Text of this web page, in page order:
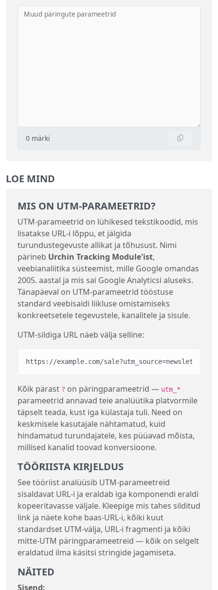
Muud päringute parameetrid
0 märki
LOE MIND
MIS ON UTM-PARAMEETRID?
UTM-parameetrid on lühikesed tekstikoodid, mis
lisatakse URL-i lõppu, et jälgida
turundustegevuste allikat ja tõhusust. Nimi
pärineb Urchin Tracking Module'ist,
veebianaliitika süsteemist, mille Google omandas
2005. aastal ja mis sai Google Analyticsi aluseks.
Tänapäeval on UTM-parameetrid tööstuse
standard veebisaidi liikluse omistamiseks
konkreetsetele tegevustele, kanalitele ja sisule.
UTM-sildiga URL näeb välja selline:
https://example.com/
Kõik pärast ? on päringparameetrid — utm_*
parameetrid annavad teie analüütika platvormile
täpselt teada, kust iga külastaja tuli. Need on
keskmisele kasutajale nähtamatud, kuid
hindamatud turundajatele, kes püüavad mõista,
millised kanalid toovad konversioone.
TÖÖRIISTA KIRJELDUS
See tööriist analüüsib UTM-parameetreid
sisaldavat URL-i ja eraldab iga komponendi eraldi
kopeeritavasse väljale. Kleepige mis tahes silditud
link ja näete kohe baas-URL-i, kõiki kuut
standardset UTM-välja, URL-i fragmenti ja kõiki
mitte-UTM päringparameetreid — kõik on selgelt
eraldatud ilma käsitsi stringide jagamiseta.
NÄITED
Sisend: